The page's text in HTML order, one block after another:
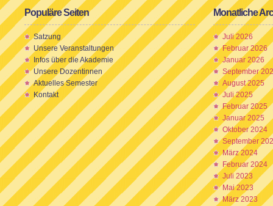
Populäre Seiten
Satzung
Unsere Veranstaltungen
Infos über die Akademie
Unsere Dozentinnen
Aktuelles Semester
Kontakt
Monatliche
Juli 2026
Februar 2026
Januar 2026
September
August 2025
Juli 2025
Februar 2025
Januar 2025
Oktober 2024
September
März 2024
Februar 2024
Juli 2023
Mai 2023
März 2023